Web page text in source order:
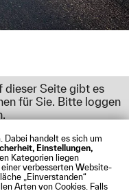
Dabei handelt es sich um
Einstellungen,
Kategorien liegen
verbesserten Website-
„Einverstanden“
Arten von Cookies. Falls
dieser Seite gibt es
für Sie. Bitte loggen
Barrierefreiheit
Webmail